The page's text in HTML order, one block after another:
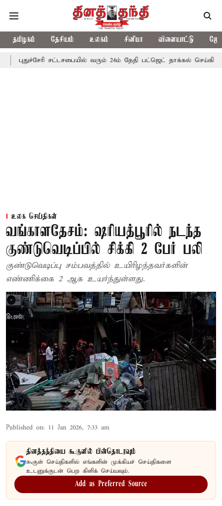
தமிழகம் தேசியம் உலகம் சினிமா விளையாட்டு
சட்டசபையில் வரும் 24ம் தேதி பட்ஜெட் தாக்கல் செய்கிறார் முதல்-
உலக செய்திகள்
வங்காளதேசம்: ஷரியத்பூரில் நடந்த
குண்டுவெடிப்பில் சிக்கி 2 பேர் பலி
குண்டுவெடிப்பு சம்பவத்தில் உயிரிழந்தவர்களின்
எண்ணிக்கை 2 ஆக உயர்ந்துள்ளது.
Published on: 11 Jan 2026, 7:33 am
தினத்தந்தியை கூகுளில் பின்தொடரவும்
கூகுள் செய்திகளில் எங்களின் முக்கியச் செய்திகளை
உடனுக்குடன் பெற கிளிக் செய்யவும்.
Add as Preferred Source